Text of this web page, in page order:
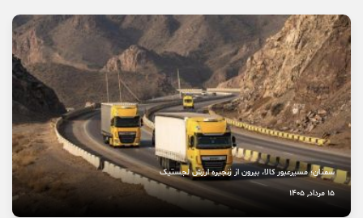
10 مرداد, 1405
نخستین بیمارستان چشم‌پزشکی سمنان در مسیر بهره‌برداری
8 مرداد, 1405
سمنان؛ مسیرعبور کالا، بیرون از زنجیره ارزش لجستیک
15 مرداد, 1405